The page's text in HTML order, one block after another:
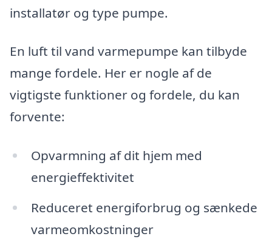
installatør og type pumpe.
En luft til vand varmepumpe kan tilbyde
mange fordele. Her er nogle af de
vigtigste funktioner og fordele, du kan
forvente:
Opvarmning af dit hjem med
energieffektivitet
Reduceret energiforbrug og sænkede
varmeomkostninger